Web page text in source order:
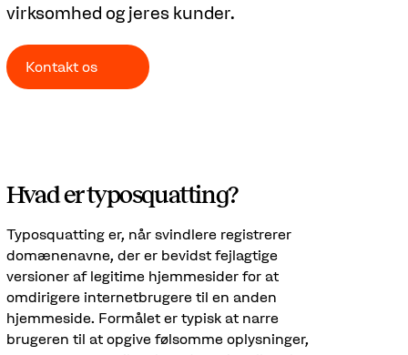
virksomhed og jeres kunder.
Kontakt os
Hvad er typosquatting?
Typosquatting er, når svindlere registrerer
domænenavne, der er bevidst fejlagtige
versioner af legitime hjemmesider for at
omdirigere internetbrugere til en anden
hjemmeside. Formålet er typisk at narre
brugeren til at opgive følsomme oplysninger,